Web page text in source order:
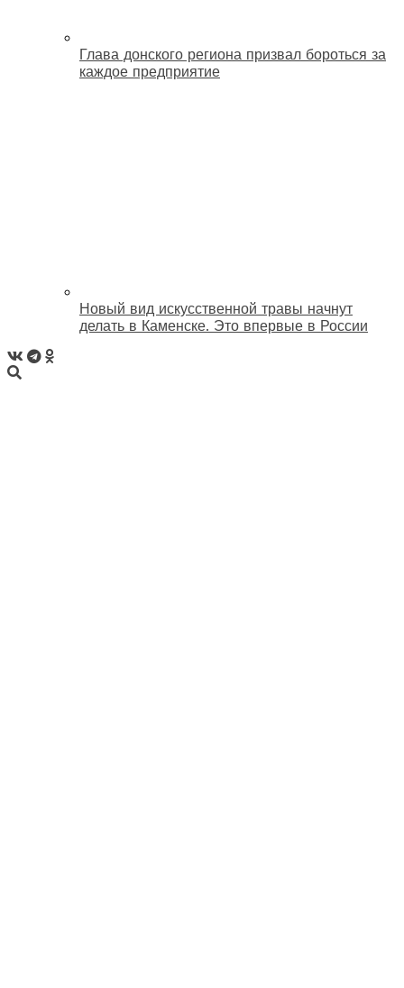
Глава донского региона призвал бороться за
каждое предприятие
Новый вид искусственной травы начнут
делать в Каменске. Это впервые в России